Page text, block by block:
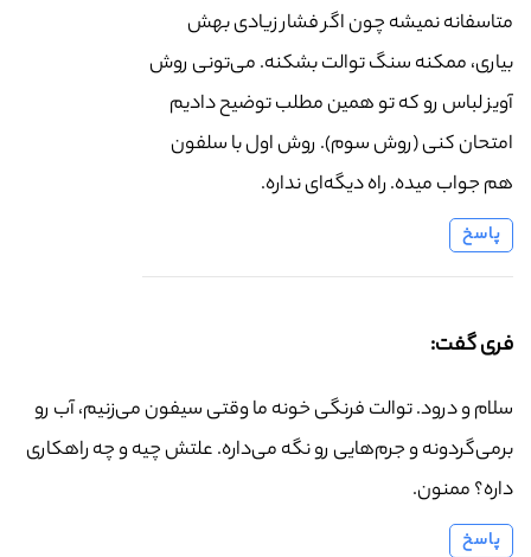
متاسفانه نمیشه چون اگر فشار زیادی بهش
بیاری، ممکنه سنگ توالت بشکنه. می‌تونی روش
آویز لباس رو که تو همین مطلب توضیح دادیم
امتحان کنی (روش سوم). روش اول با سلفون
هم جواب میده. راه دیگه‌ای نداره.
پاسخ
فری گفت:
سلام و درود. توالت فرنگی خونه ما وقتی سیفون می‌زنیم، آب رو
برمی‌گردونه و جرم‌هایی رو نگه می‌داره. علتش چیه و چه راهکاری
داره؟ ممنون.
پاسخ